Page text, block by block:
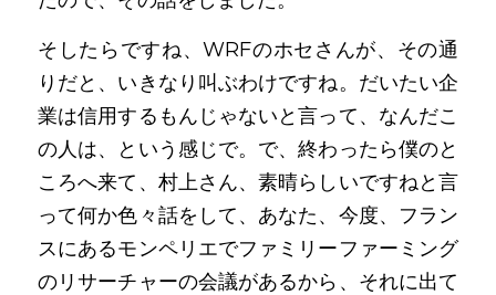
そしたらですね、WRFのホセさんが、その通
りだと、いきなり叫ぶわけですね。だいたい企
業は信用するもんじゃないと言って、なんだこ
の人は、という感じで。で、終わったら僕のと
ころへ来て、村上さん、素晴らしいですねと言
って何か色々話をして、あなた、今度、フラン
スにあるモンペリエでファミリーファーミング
のリサーチャーの会議があるから、それに出て